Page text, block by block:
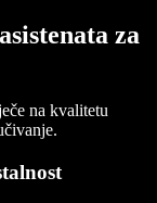
za
na kvalitetu